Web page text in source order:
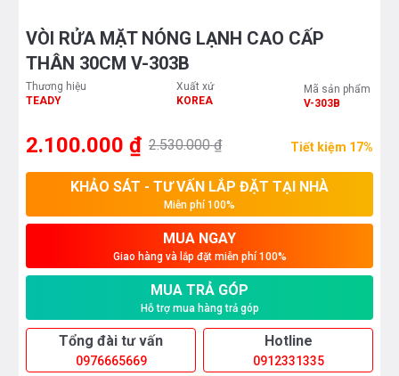
VÒI RỬA MẶT NÓNG LẠNH CAO CẤP
THÂN 30CM V-303B
Thương hiệu
TEADY
Xuất xứ
KOREA
Mã sản phẩm
V-303B
2.100.000 ₫ 2.530.000 ₫ Tiết kiệm 17%
KHẢO SÁT - TƯ VẤN LẮP ĐẶT TẠI NHÀ
Miễn phí 100%
MUA NGAY
Giao hàng và lắp đặt miễn phí 100%
MUA TRẢ GÓP
Hỗ trợ mua hàng trả góp
Tổng đài tư vấn
0976665669
Hotline
0912331335